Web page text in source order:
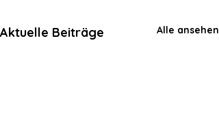
Aktuelle Beiträge Alle ansehen